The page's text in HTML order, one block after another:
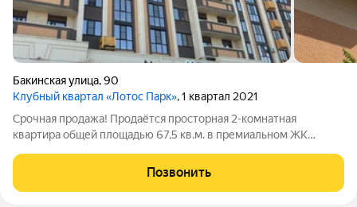
Бакинская улица,90
Клубный квартал «Лотос Парк», 1 квартал 2021
Срочная продажа! Продаётся просторная 2-комнатная
квартира общей площадью 67,5 кв.м. в премиальном ЖК
для комфортной жизни в престижном районе города.
Описание планировки : Квартира имеет
Позвонить